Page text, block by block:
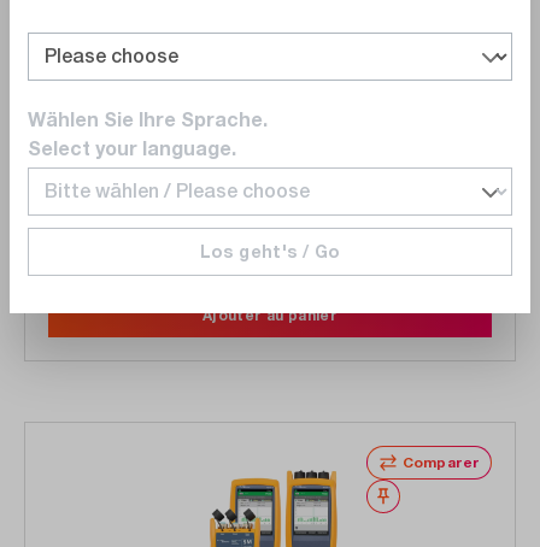
FLUKE Networks
CFM-100S INTLGLD
Kit de test OLTS monomode CertiFiber Max, 2
mainframes Versiv (principal & distant), support Gold
22 647,00 CHF
Délai de livraison surdemande
Ajouter au panier
Comparer
Noter
Wählen Sie Ihre Sprache.
Select your language.
Los geht's / Go